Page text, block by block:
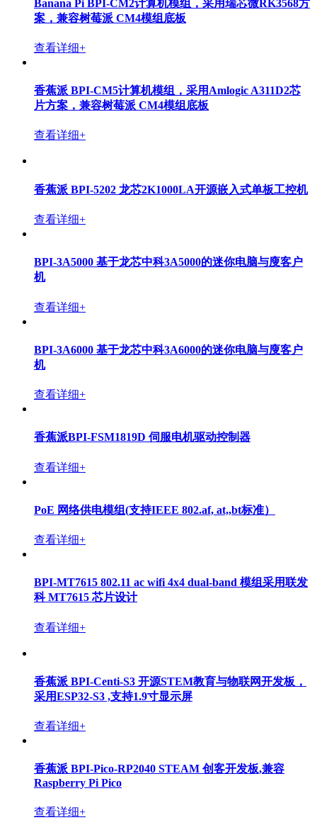
Banana Pi BPI-CM2计算机模组，采用瑞芯微RK3568方
案，兼容树莓派 CM4模组底板
查看详细+
香蕉派 BPI-CM5计算机模组，采用Amlogic A311D2芯
片方案，兼容树莓派 CM4模组底板
查看详细+
香蕉派 BPI-5202 龙芯2K1000LA开源嵌入式单板工控机
查看详细+
BPI-3A5000 基于龙芯中科3A5000的迷你电脑与廋客户
机
查看详细+
BPI-3A6000 基于龙芯中科3A6000的迷你电脑与廋客户
机
查看详细+
香蕉派BPI-FSM1819D 伺服电机驱动控制器
查看详细+
PoE 网络供电模组(支持IEEE 802.af, at,,bt标准）
查看详细+
BPI-MT7615 802.11 ac wifi 4x4 dual-band 模组采用联发
科 MT7615 芯片设计
查看详细+
香蕉派 BPI-Centi-S3 开源STEM教育与物联网开发板，
采用ESP32-S3 ,支持1.9寸显示屏
查看详细+
香蕉派 BPI-Pico-RP2040 STEAM 创客开发板,兼容
Raspberry Pi Pico
查看详细+